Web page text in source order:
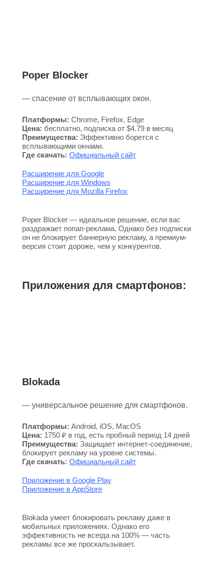
Poper Blocker
— спасение от всплывающих окон.
Платформы: Chrome, Firefox, Edge
Цена: бесплатно, подписка от $4.79 в месяц
Преимущества: Эффективно борется с
всплывающими окнами.
Где скачать: Официальный сайт
Расширение для Google
Расширение для Windows
Расширение для Mozilla Firefox
Poper Blocker — идеальное решение, если вас
раздражает попап-реклама. Однако без подписки
он не блокирует баннерную рекламу, а премиум-
версия стоит дороже, чем у конкурентов.
Приложения для смартфонов:
Blokada
— универсальное решение для смартфонов.
Платформы: Android, iOS, MacOS
Цена: 1750 ₽ в год, есть пробный период 14 дней
Преимущества: Защищает интернет-соединение,
блокирует рекламу на уровне системы.
Где скачать: Официальный сайт
Приложение в Google Play
Приложение в AppStore
Blokada умеет блокировать рекламу даже в
мобильных приложениях. Однако его
эффективность не всегда на 100% — часть
рекламы все же проскальзывает.